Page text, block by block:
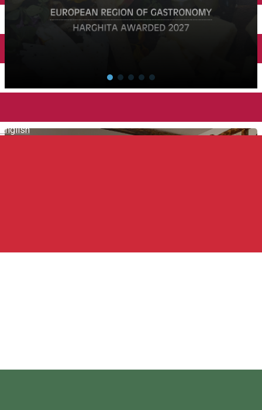
English
Închirieri auto
Închirieri de biciclete